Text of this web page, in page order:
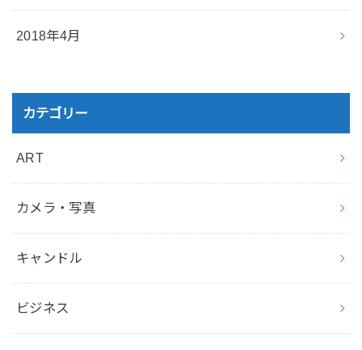
2018年4月
カテゴリー
ART
カメラ・写真
キャンドル
ビジネス